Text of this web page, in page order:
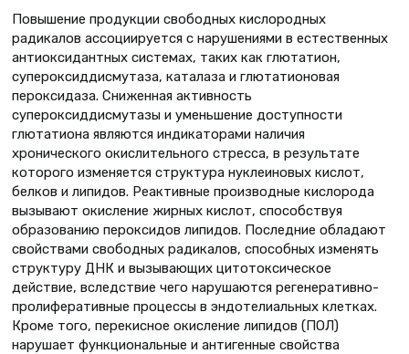
Повышение продукции свободных кислородных
радикалов ассоциируется с нарушениями в естественных
антиоксидантных системах, таких как глютатион,
супероксиддисмутаза, каталаза и глютатионовая
пероксидаза. Сниженная активность
супероксиддисмутазы и уменьшение доступности
глютатиона являются индикаторами наличия
хронического окислительного стресса, в результате
которого изменяется структура нуклеиновых кислот,
белков и липидов. Реактивные производные кислорода
вызывают окисление жирных кислот, способствуя
образованию пероксидов липидов. Последние обладают
свойствами свободных радикалов, способных изменять
структуру ДНК и вызывающих цитотоксическое
действие, вследствие чего нарушаются регенеративно-
пролиферативные процессы в эндотелиальных клетках.
Кроме того, перекисное окисление липидов (ПОЛ)
нарушает функциональные и антигенные свойства